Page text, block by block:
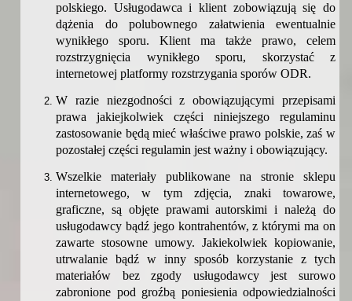
polskiego. Usługodawca i klient zobowiązują się do
dążenia do polubownego załatwienia ewentualnie
wynikłego sporu. Klient ma także prawo, celem
rozstrzygnięcia wynikłego sporu, skorzystać z
internetowej platformy rozstrzygania sporów ODR.
W razie niezgodności z obowiązującymi przepisami
prawa jakiejkolwiek części niniejszego regulaminu
zastosowanie będą mieć właściwe prawo polskie, zaś w
pozostałej części regulamin jest ważny i obowiązujący.
Wszelkie materiały publikowane na stronie sklepu
internetowego, w tym zdjęcia, znaki towarowe,
graficzne, są objęte prawami autorskimi i należą do
usługodawcy bądź jego kontrahentów, z którymi ma on
zawarte stosowne umowy. Jakiekolwiek kopiowanie,
utrwalanie bądź w inny sposób korzystanie z tych
materiałów bez zgody usługodawcy jest surowo
zabronione pod groźbą poniesienia odpowiedzialności